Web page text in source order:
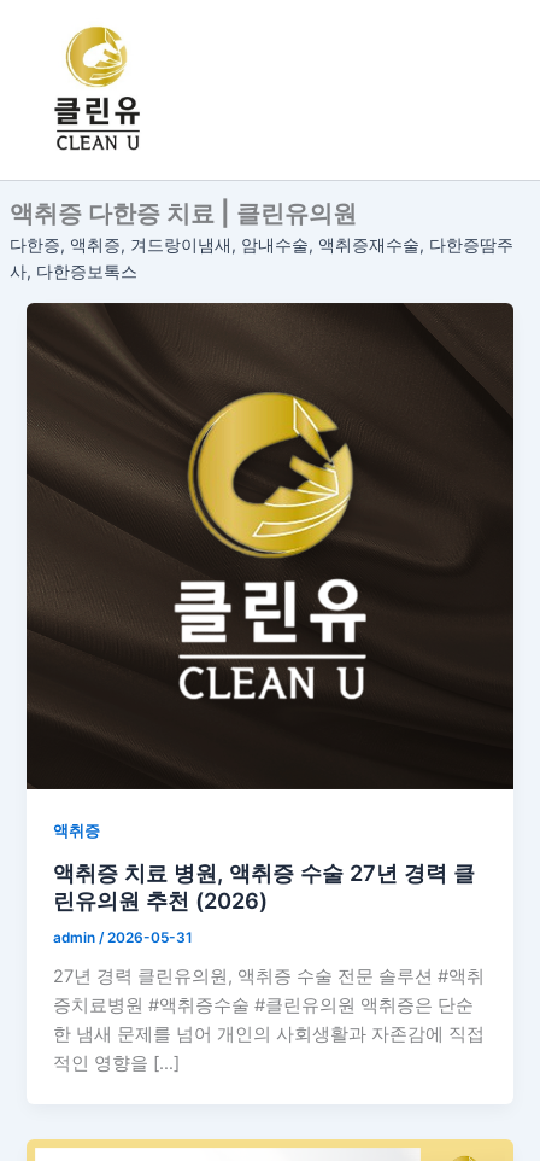
뛰
기액취증 다한증 치료 | 클린유의원
다한증, 액취증, 겨드랑이냄새, 암내수술, 액취증재수술, 다한증땀주
사, 다한증보톡스
액취증
액취증 치료 병원, 액취증 수술 27년 경력 클
린유의원 추천 (2026)
admin /2026-05-31
27년 경력 클린유의원, 액취증 수술 전문 솔루션 #액취
증치료병원 #액취증수술 #클린유의원 액취증은 단순
한 냄새 문제를 넘어 개인의 사회생활과 자존감에 직접
적인 영향을 […]